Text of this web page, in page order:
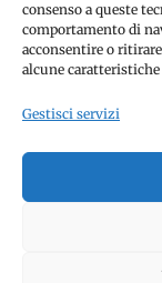
consenso a queste
comportamento di
acconsentire o
alcune
Gestisci servizi
© Copyright 2012
MARCHE